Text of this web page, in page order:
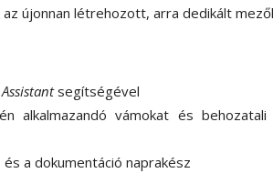
újonnan létrehozott, arra dedikált
segítségével
alkalmazandó vámokat és
a dokumentáció naprakész